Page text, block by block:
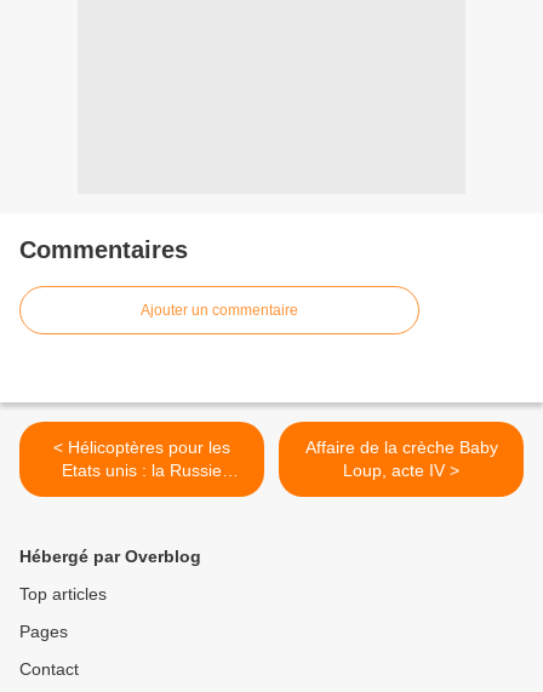
Commentaires
Ajouter un commentaire
< Hélicoptères pour les
Etats unis : la Russie
participera à l'appel d'offres
Affaire de la crèche Baby
Loup, acte IV >
Hébergé par Overblog
Top articles
Pages
Contact